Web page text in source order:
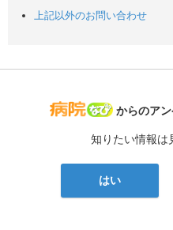
上記以外のお問い合わせ
病院なび
からのアン
知りたい情報は
はい